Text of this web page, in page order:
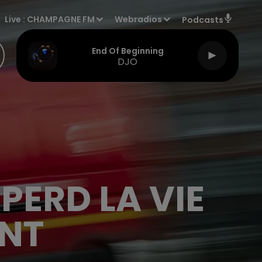
Live : CHAMPAGNE FM Webradios Podcasts
End Of Beginning
DJO
LA VIE